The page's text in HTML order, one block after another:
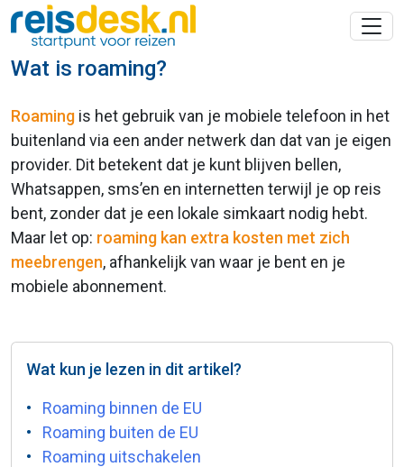
Wat is roaming?
Roaming is het gebruik van je mobiele telefoon in het
buitenland via een ander netwerk dan dat van je eigen
provider. Dit betekent dat je kunt blijven bellen,
Whatsappen, sms’en en internetten terwijl je op reis
bent, zonder dat je een lokale simkaart nodig hebt.
Maar let op: roaming kan extra kosten met zich
meebrengen, afhankelijk van waar je bent en je
mobiele abonnement.
Wat kun je lezen in dit artikel?
Roaming binnen de EU
Roaming buiten de EU
Roaming uitschakelen